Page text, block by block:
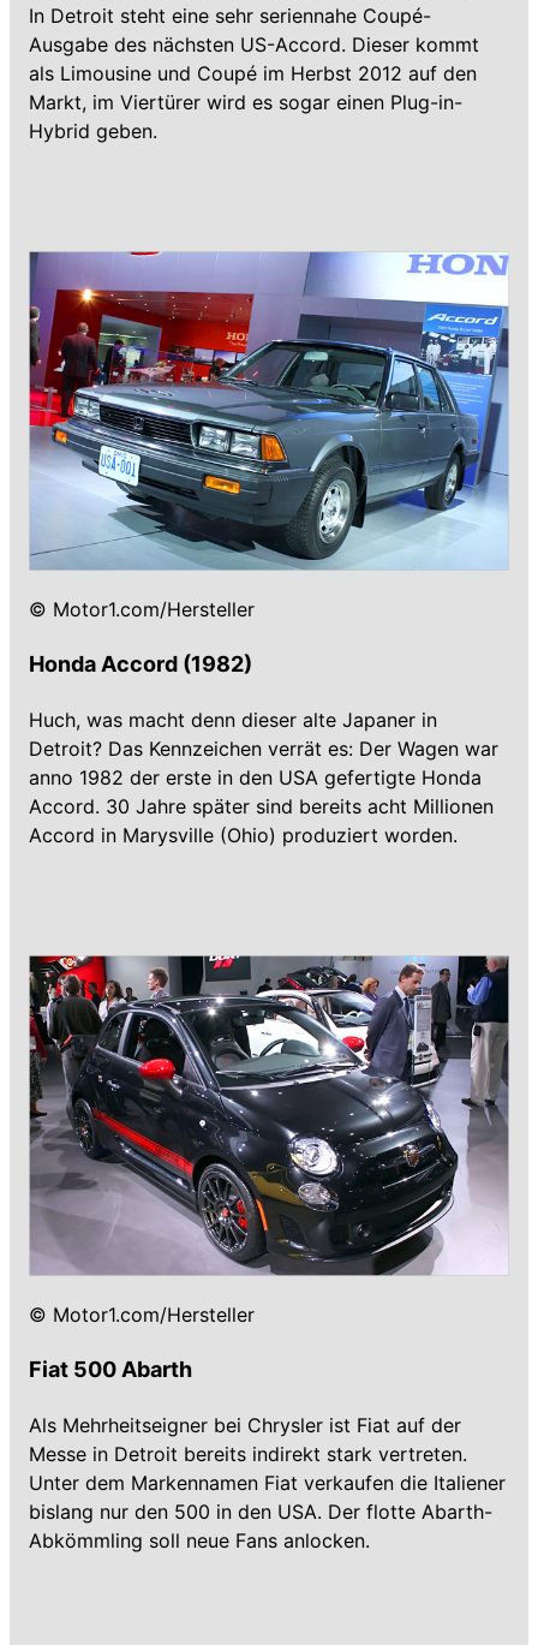
In Detroit steht eine sehr seriennahe Coupé-
Ausgabe des nächsten US-Accord. Dieser kommt
als Limousine und Coupé im Herbst 2012 auf den
Markt, im Viertürer wird es sogar einen Plug-in-
Hybrid geben.
© Motor1.com/Hersteller
Honda Accord (1982)
Huch, was macht denn dieser alte Japaner in
Detroit? Das Kennzeichen verrät es: Der Wagen war
anno 1982 der erste in den USA gefertigte Honda
Accord. 30 Jahre später sind bereits acht Millionen
Accord in Marysville (Ohio) produziert worden.
© Motor1.com/Hersteller
Fiat 500 Abarth
Als Mehrheitseigner bei Chrysler ist Fiat auf der
Messe in Detroit bereits indirekt stark vertreten.
Unter dem Markennamen Fiat verkaufen die Italiener
bislang nur den 500 in den USA. Der flotte Abarth-
Abkömmling soll neue Fans anlocken.